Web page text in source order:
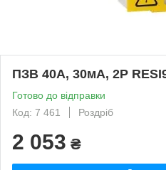
ПЗВ 40A, 30мA, 2P
Готово до відправки
Код: 7 461
Роздріб
2 053 ₴